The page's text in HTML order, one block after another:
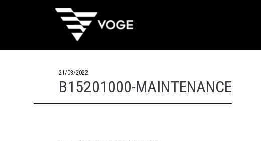
21/03/2022
B15201000-MAINTENANCE